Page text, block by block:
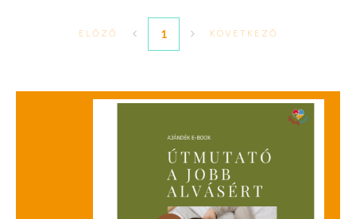
ELŐZŐ 1 KÖVETKEZŐ